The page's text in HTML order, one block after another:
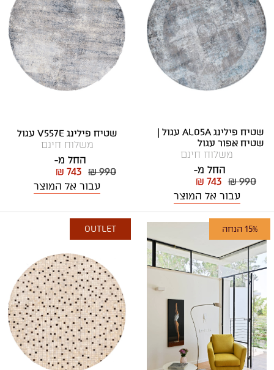
שטיח פילינג AL05A עגול |
שטיח אפור עגול
משלוח חינם
החל מ-
₪ 990
₪ 743
עבור אל המוצר
שטיח פילינג V557E עגול
משלוח חינם
החל מ-
₪ 990
₪ 743
עבור אל המוצר
15% הנחה OUTLET